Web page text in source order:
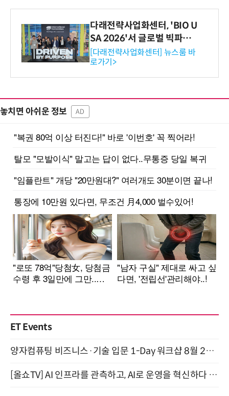
다래전략사업화센터, 'BIO U
SA 2026'서 글로벌 빅파마
와의 비즈니스 미팅 지원…K
-바이오 해외 진출 교두보 확
보
[다래전략사업화센터] 뉴스룸 바
로가기>
놓치면 아쉬운 정보 AD
ET Events
양자컴퓨팅 비즈니스·기술 입문 1-Day 워크샵 8월 28일 개최
[올쇼TV] AI 인프라를 관측하고, AI로 운영을 혁신하다 (8월 11일 생방송)